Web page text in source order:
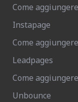
Come
Instapage
Come
Leadpages
Come
Unbounce